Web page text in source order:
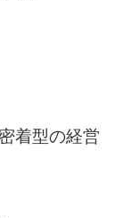
着型の経営